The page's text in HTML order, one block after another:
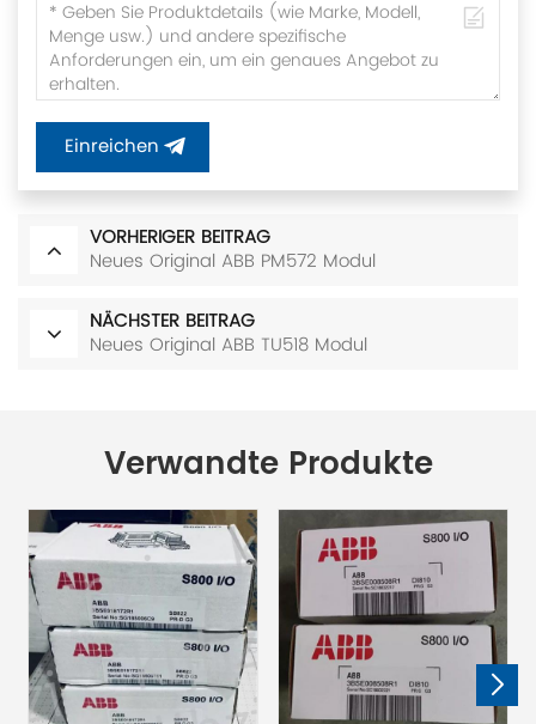
Einreichen
VORHERIGER BEITRAG
Neues Original ABB PM572 Modul
NÄCHSTER BEITRAG
Neues Original ABB TU518 Modul
Verwandte Produkte